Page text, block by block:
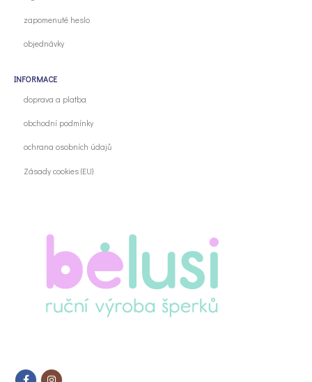
zapomenuté heslo
objednávky
INFORMACE
doprava a platba
obchodní podmínky
ochrana osobních údajů
Zásady cookies (EU)